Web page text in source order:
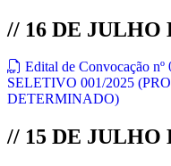
// 16 DE JULHO
Edital de Convocação
SELETIVO 001/2025
DETERMINADO)
// 15 DE JULHO